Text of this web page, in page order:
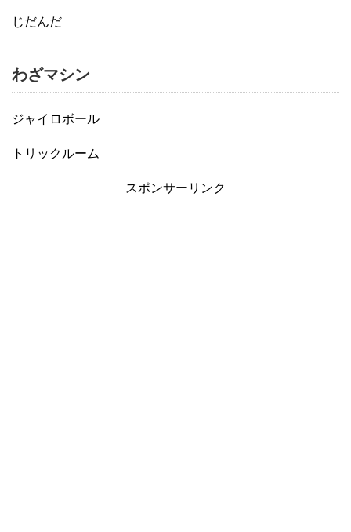
じだんだ
わざマシン
ジャイロボール
トリックルーム
スポンサーリンク